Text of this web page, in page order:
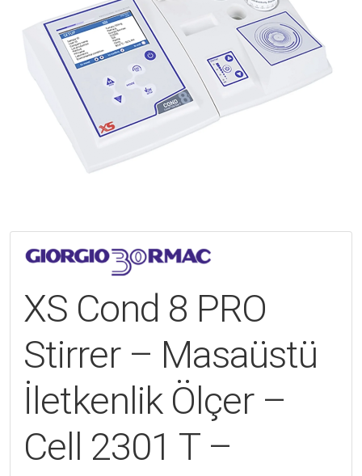
XS Cond 8 PRO
Stirrer – Masaüstü
İletkenlik Ölçer –
Cell 2301 T –